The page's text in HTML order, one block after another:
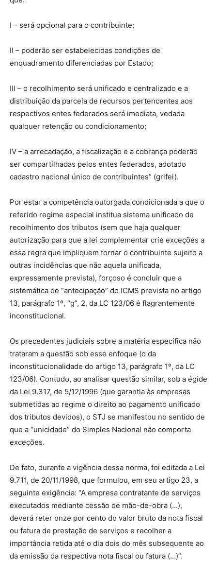
I – será opcional para o contribuinte;
II – poderão ser estabelecidas condições de
enquadramento diferenciadas por Estado;
III – o recolhimento será unificado e centralizado e a
distribuição da parcela de recursos pertencentes aos
respectivos entes federados será imediata, vedada
qualquer retenção ou condicionamento;
IV – a arrecadação, a fiscalização e a cobrança poderão
ser compartilhadas pelos entes federados, adotado
cadastro nacional único de contribuintes” (grifei).
Por estar a competência outorgada condicionada a que o
referido regime especial institua sistema unificado de
recolhimento dos tributos (sem que haja qualquer
autorização para que a lei complementar crie exceções a
essa regra que impliquem tornar o contribuinte sujeito a
outras incidências que não aquela unificada,
expressamente prevista), forçoso é concluir que a
sistemática de “antecipação” do ICMS prevista no artigo
13, parágrafo 1º, “g”, 2, da LC 123/06 é flagrantemente
inconstitucional.
Os precedentes judiciais sobre a matéria específica não
trataram a questão sob esse enfoque (o da
inconstitucionalidade do artigo 13, parágrafo 1º, da LC
123/06). Contudo, ao analisar questão similar, sob a égide
da Lei 9.317, de 5/12/1996 (que garantia às empresas
submetidas ao regime o direito ao pagamento unificado
dos tributos devidos), o STJ se manifestou no sentido de
que a “unicidade” do Simples Nacional não comporta
exceções.
De fato, durante a vigência dessa norma, foi editada a Lei
9.711, de 20/11/1998, que formulou, em seu artigo 23, a
seguinte exigência: “A empresa contratante de serviços
executados mediante cessão de mão-de-obra (…),
deverá reter onze por cento do valor bruto da nota fiscal
ou fatura de prestação de serviços e recolher a
importância retida até o dia dois do mês subsequente ao
da emissão da respectiva nota fiscal ou fatura (…)”.